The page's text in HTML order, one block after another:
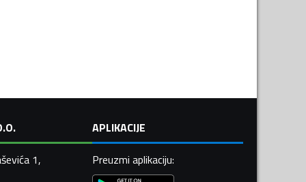
1,
APLIKACIJE
Preuzmi aplikaciju: